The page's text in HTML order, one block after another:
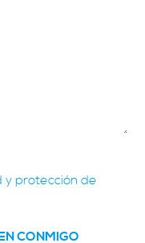
y protección de
CONMIGO